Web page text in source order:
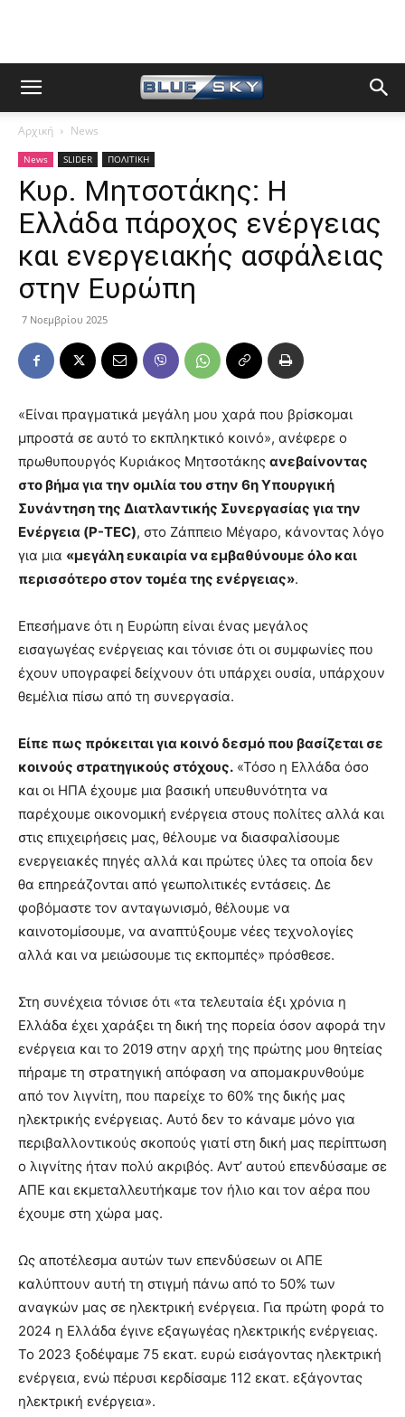
Αρχική News
News SLIDER ΠΟΛΙΤΙΚΗ
Κυρ. Μητσοτάκης: Η
Ελλάδα πάροχος ενέργειας
και ενεργειακής ασφάλειας
στην Ευρώπη
7 Νοεμβρίου 2025
«Είναι πραγματικά μεγάλη μου χαρά που βρίσκομαι
μπροστά σε αυτό το εκπληκτικό κοινό», ανέφερε ο
πρωθυπουργός Κυριάκος Μητσοτάκης ανεβαίνοντας
στο βήμα για την ομιλία του στην 6η Υπουργική
Συνάντηση της Διατλαντικής Συνεργασίας για την
Ενέργεια (P-TEC), στο Ζάππειο Μέγαρο, κάνοντας λόγο
για μια «μεγάλη ευκαιρία να εμβαθύνουμε όλο και
περισσότερο στον τομέα της ενέργειας».
Επεσήμανε ότι η Ευρώπη είναι ένας μεγάλος
εισαγωγέας ενέργειας και τόνισε ότι οι συμφωνίες που
έχουν υπογραφεί δείχνουν ότι υπάρχει ουσία, υπάρχουν
θεμέλια πίσω από τη συνεργασία.
Είπε πως πρόκειται για κοινό δεσμό που βασίζεται σε
κοινούς στρατηγικούς στόχους. «Τόσο η Ελλάδα όσο
και οι ΗΠΑ έχουμε μια βασική υπευθυνότητα να
παρέχουμε οικονομική ενέργεια στους πολίτες αλλά και
στις επιχειρήσεις μας, θέλουμε να διασφαλίσουμε
ενεργειακές πηγές αλλά και πρώτες ύλες τα οποία δεν
θα επηρεάζονται από γεωπολιτικές εντάσεις. Δε
φοβόμαστε τον ανταγωνισμό, θέλουμε να
καινοτομίσουμε, να αναπτύξουμε νέες τεχνολογίες
αλλά και να μειώσουμε τις εκπομπές» πρόσθεσε.
Στη συνέχεια τόνισε ότι «τα τελευταία έξι χρόνια η
Ελλάδα έχει χαράξει τη δική της πορεία όσον αφορά την
ενέργεια και το 2019 στην αρχή της πρώτης μου θητείας
πήραμε τη στρατηγική απόφαση να απομακρυνθούμε
από τον λιγνίτη, που παρείχε το 60% της δικής μας
ηλεκτρικής ενέργειας. Αυτό δεν το κάναμε μόνο για
περιβαλλοντικούς σκοπούς γιατί στη δική μας περίπτωση
ο λιγνίτης ήταν πολύ ακριβός. Αντ’ αυτού επενδύσαμε σε
ΑΠΕ και εκμεταλλευτήκαμε τον ήλιο και τον αέρα που
έχουμε στη χώρα μας.
Ως αποτέλεσμα αυτών των επενδύσεων οι ΑΠΕ
καλύπτουν αυτή τη στιγμή πάνω από το 50% των
αναγκών μας σε ηλεκτρική ενέργεια. Για πρώτη φορά το
2024 η Ελλάδα έγινε εξαγωγέας ηλεκτρικής ενέργειας.
Το 2023 ξοδέψαμε 75 εκατ. ευρώ εισάγοντας ηλεκτρική
ενέργεια, ενώ πέρυσι κερδίσαμε 112 εκατ. εξάγοντας
ηλεκτρική ενέργεια».